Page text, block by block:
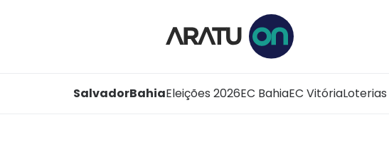
SalvadorBahiaEleições 2026EC BahiaEC VitóriaLoterias